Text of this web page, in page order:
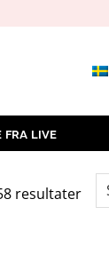
FRA LIVE
resultater